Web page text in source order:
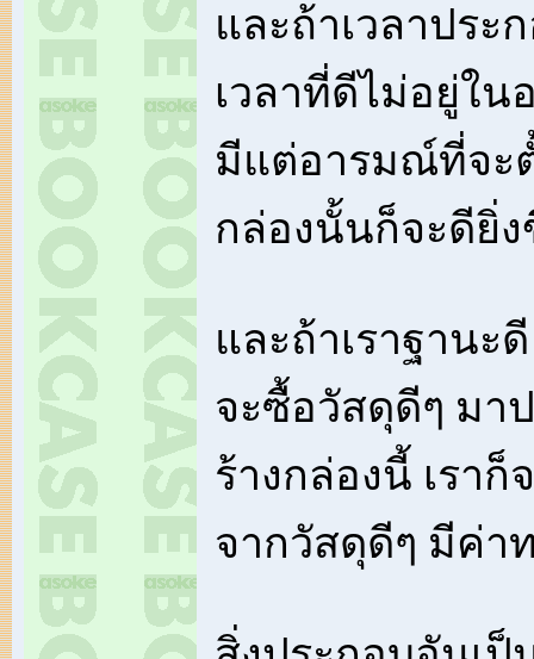
และถ้าเวลาประ
เวลาที่ดีไม่อยู่ใ
มีแต่อารมณ์ที่จะ
กล่องนั้นก็จะดียิ่
และถ้าเราฐานะ
จะซื้อวัสดุดีๆ มา
ร้างกล่องนี้ เรา
จากวัสดุดีๆ มีค่า